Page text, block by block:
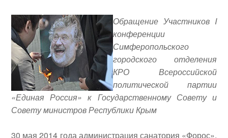
Обращение Участников I
конференции
Симферопольского
городского отделения
КРО Всероссийской
политической партии
«Единая Россия» к Государственному Совету и
Совету министров Республики Крым
30 мая 2014 года администрация санатория «Форос»,